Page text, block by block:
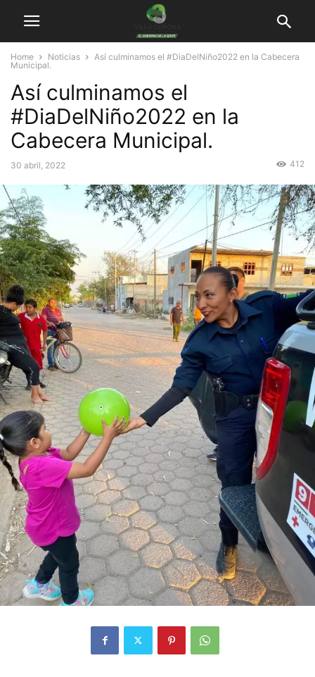
Home Noticias
Así culminamos el #DiaDelNiño2022 en la Cabecera
Municipal.
Así culminamos el
#DiaDelNiño2022 en la
Cabecera Municipal.
30 abril, 2022 412